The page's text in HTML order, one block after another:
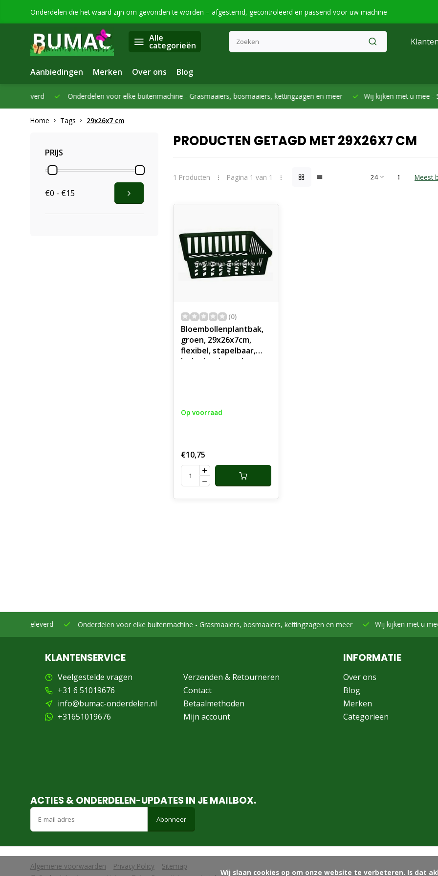
Onderdelen die het waard zijn om gevonden te worden – afgestemd, gecontroleerd en passend voor uw machine
Alle
categorieën
Aanbiedingen Merken Over ons Blog
Onderdelen voor elke buitenmachine -Grasmaaiers, bosmaaiers, kettingzagen en meer Wij kijken met u mee -Samen
Home Tags 29x26x7 cm
PRIJS
€0 - €15
PRODUCTEN GETAGD MET 29X26X7 CM
1 Producten Pagina 1 van 1 Meest
(0)
Bloembollenplantbak,
groen, 29x26x7cm,
flexibel, stapelbaar,
luchtdoorlatend,
Op voorraad
€10,75
Onderdelen voor elke buitenmachine -Grasmaaiers, bosmaaiers, kettingzagen en meer Wij kijken met u mee -
KLANTENSERVICE
Veelgestelde vragen
+31 6 51019676
info@bumac-onderdelen.nl
+31651019676
Verzenden & Retourneren
Contact
Betaalmethoden
Mijn account
INFORMATIE
Over ons
Blog
Merken
Categorieën
ACTIES & ONDERDELEN-UPDATES IN JE MAILBOX.
Abonneer
Algemene voorwaarden Privacy Policy
Sitemap